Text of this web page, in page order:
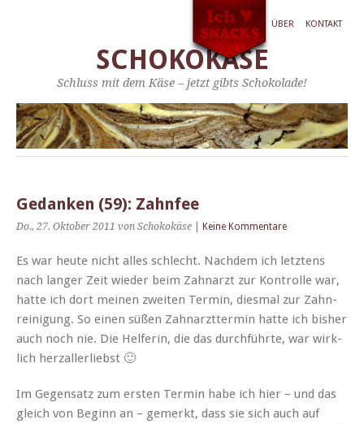
ÜBER KONTAKT
SCHOKOKÄSE
Schluss mit dem Käse – jetzt gibts Schokolade!
Gedanken (59): Zahnfee
Do., 27. Oktober 2011 von Schokokäse Keine Kommentare
Es war heute nicht alles schlecht. Nach­dem ich let­ztens
nach langer Zeit wieder beim Zah­narzt zur Kon­trolle war,
hat­te ich dort meinen zweit­en Ter­min, dies­mal zur Zah­n­
reini­gung. So einen süßen Zah­narzt­ter­min hat­te ich bish­er
auch noch nie. Die Helferin, die das durch­führte, war wirk­
lich herzallerliebst 🙂
Im Gegen­satz zum ersten Ter­min habe ich hier – und das
gle­ich von Beginn an – gemerkt, dass sie sich auch auf